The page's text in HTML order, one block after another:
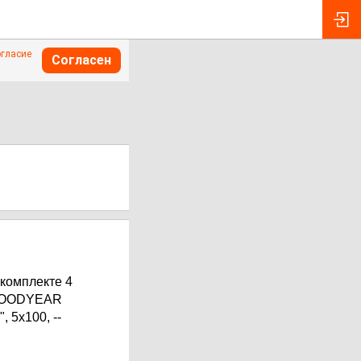
Согласен
4
5х100, --